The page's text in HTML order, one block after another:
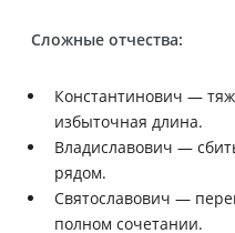
Сложные отчества:
Константинович —
избыточная длина.
Владиславович —
рядом.
Святославович —
полном сочетании.